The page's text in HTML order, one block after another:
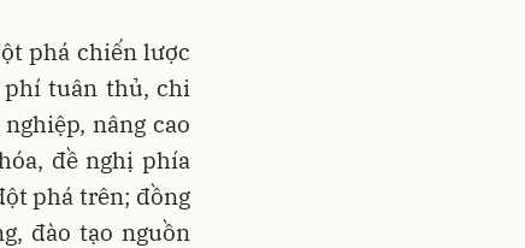
phá chiến lược
phí tuân thủ, chi
nâng cao
đề nghị phía
phá trên; đồng
đào tạo nguồn